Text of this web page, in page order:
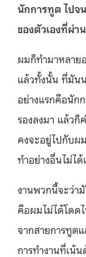
นักการทูต ไปจ
ของตัวเองที่ผ่า
ผมก็ทำมาหลาย
แล้วทั้งนั้น ที่มัน
อย่างแรกคือนัก
รองลงมา แล้วก็
คงจะอยู่ไปกับผ
ทำอย่างอื่นไม่ได้
งานพวกนี้จะว่า
คือผมไม่ได้โดด
จากสายการทูต
การทำงานที่เน้